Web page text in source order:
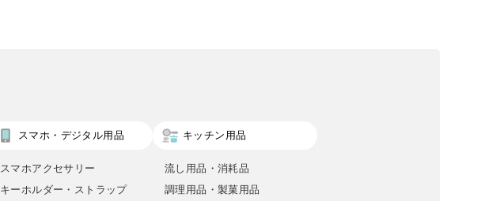
スマホ・デジタル用品
スマホアクセサリー
キーホルダー・ストラップ
キッチン用品
流し用品・消耗品
調理用品・製菓用品